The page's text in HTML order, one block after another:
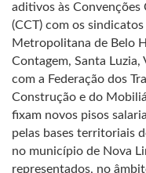
aditivos às
(CCT) com os
Metropolitana de Belo
Contagem, Santa Luzia,
com a Federação dos
Construção e do
fixam novos pisos
pelas bases territoriais
no município de Nova
representados, no